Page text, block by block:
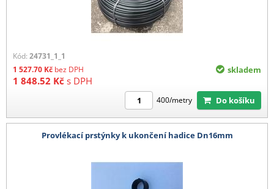
Kód: 24731_1_1
1 527.70 Kč bez DPH
1 848.52 Kč s DPH
skladem
400/metry Do košíku
Provlékací prstýnky k ukončení hadice Dn16mm